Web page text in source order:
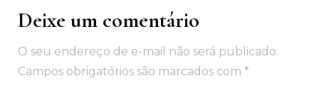
Deixe um comentário
O seu endereço de e-mail não será publicado.
Campos obrigatórios são marcados com *